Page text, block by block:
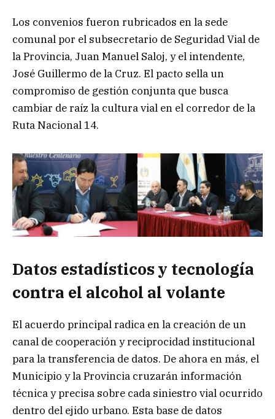
Los convenios fueron rubricados en la sede
comunal por el subsecretario de Seguridad Vial de
la Provincia, Juan Manuel Saloj, y el intendente,
José Guillermo de la Cruz. El pacto sella un
compromiso de gestión conjunta que busca
cambiar de raíz la cultura vial en el corredor de la
Ruta Nacional 14.
Datos estadísticos y tecnología
contra el alcohol al volante
El acuerdo principal radica en la creación de un
canal de cooperación y reciprocidad institucional
para la transferencia de datos. De ahora en más, el
Municipio y la Provincia cruzarán información
técnica y precisa sobre cada siniestro vial ocurrido
dentro del ejido urbano. Esta base de datos